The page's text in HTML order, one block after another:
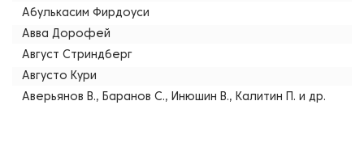
Абулькасим Фирдоуси
Авва Дорофей
Август Стриндберг
Августо Кури
Аверьянов В., Баранов С., Инюшин В., Калитин П. и др.